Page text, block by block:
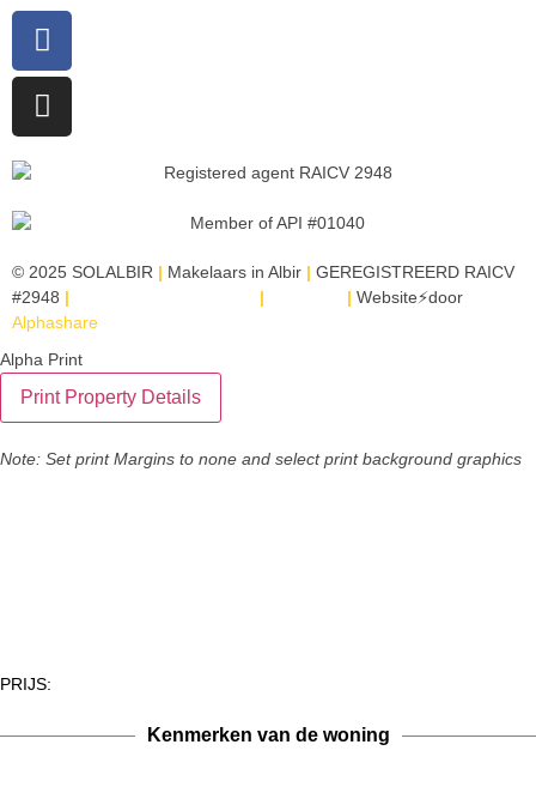
© 2025 SOLALBIR | Makelaars in Albir | GEREGISTREERD RAICV
#2948 | | | Website⚡door
Alphashare
Alpha Print
Note: Set print Margins to none and select print background graphics
PRIJS:
Kenmerken van de woning